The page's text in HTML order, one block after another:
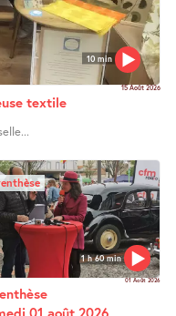
10 min
15 Août 2026
textile
1 h 60 min
01 Août 2026
01 août 2026